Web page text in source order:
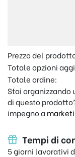
Prezzo del
Totale opzioni
Totale ordine:
Stai organizzando
di questo
impegno a
Tempi di
5 giorni lavorativi